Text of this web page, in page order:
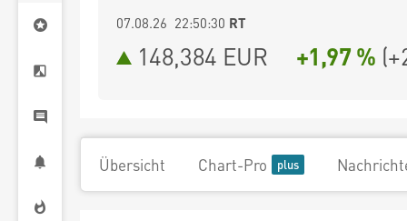
07.08.26 22:50:30 RT
148,384 EUR +1,97 % (
Übersicht Chart-Pro